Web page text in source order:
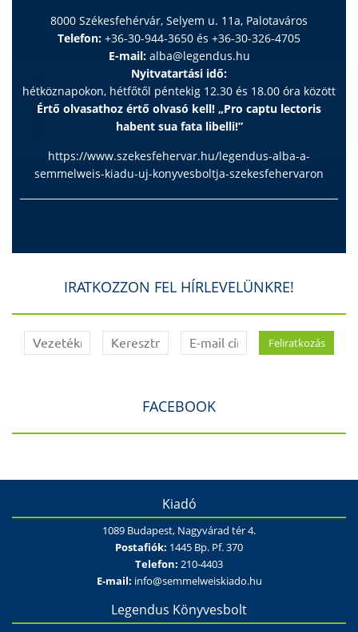
8000 Székesfehérvár, Selyem u. 11a, Palotaváros
Telefon: +36-30-944-3650 és +36-30-326-4705
E-mail: alba@legendus.hu
Nyitvatartási idő:
hétköznapokon, hétfőtől péntekig 12.30 és 18.00 óra között
Értő olvasathoz értő olvasó kell! „Pro captu lectoris
habent sua fata libelli!”
https://www.szekesfehervar.hu/legendus-alba-a-
semmelweis-kiadu-uj-konyvesboltja-szekesfehervaron
IRATKOZZON FEL HÍRLEVELÜNKRE!
FACEBOOK
Kiadó
1089 Budapest, Nagyvárad tér 4.
Postafiók: 1445 Bp. Pf. 370
Telefon: 210-4403
E-mail: info@semmelweiskiado.hu
Legendus Könyvesbolt